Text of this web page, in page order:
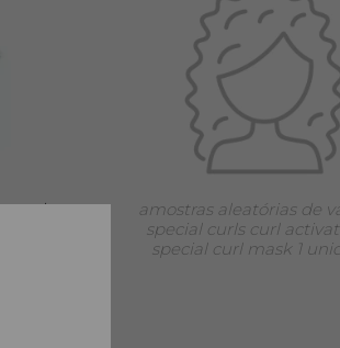
amostras aleatórias de
special curls curl
special curl mask 1